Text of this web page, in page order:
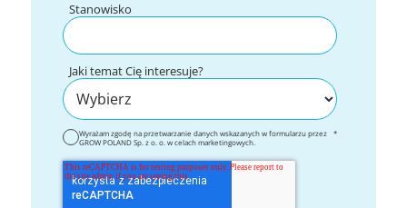
Stanowisko
Jaki temat Cię interesuje?
Wyrażam zgodę na przetwarzanie danych wskazanych w formularzu przez
GROW POLAND Sp. z o. o. w celach marketingowych.
*